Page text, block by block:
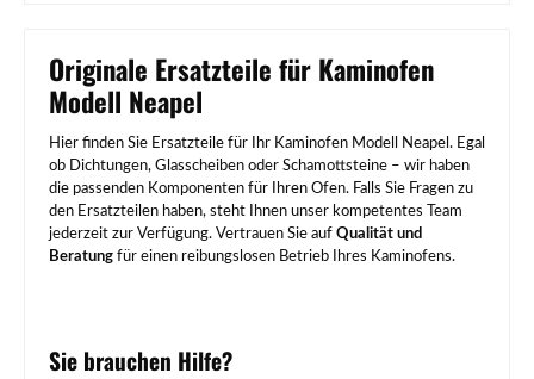
Originale Ersatzteile für Kaminofen
Modell Neapel
Hier finden Sie Ersatzteile für Ihr Kaminofen Modell Neapel. Egal
ob Dichtungen, Glasscheiben oder Schamottsteine – wir haben
die passenden Komponenten für Ihren Ofen. Falls Sie Fragen zu
den Ersatzteilen haben, steht Ihnen unser kompetentes Team
jederzeit zur Verfügung. Vertrauen Sie auf Qualität und
Beratung für einen reibungslosen Betrieb Ihres Kaminofens.
Sie brauchen Hilfe?